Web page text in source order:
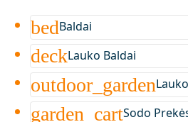
bedBaldai
deckLauko Baldai
outdoor_garden
garden_cartSodo